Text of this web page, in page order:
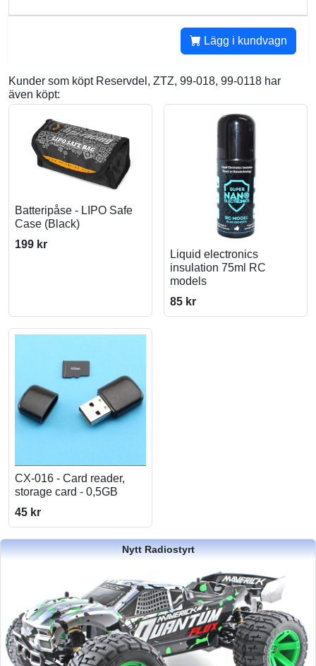
Lägg i kundvagn
Kunder som köpt Reservdel, ZTZ, 99-018, 99-0118 har
även köpt:
Batteripåse - LIPO Safe
Case (Black)
199 kr
Liquid electronics
insulation 75ml RC
models
85 kr
CX-016 - Card reader,
storage card - 0,5GB
45 kr
Nytt Radiostyrt